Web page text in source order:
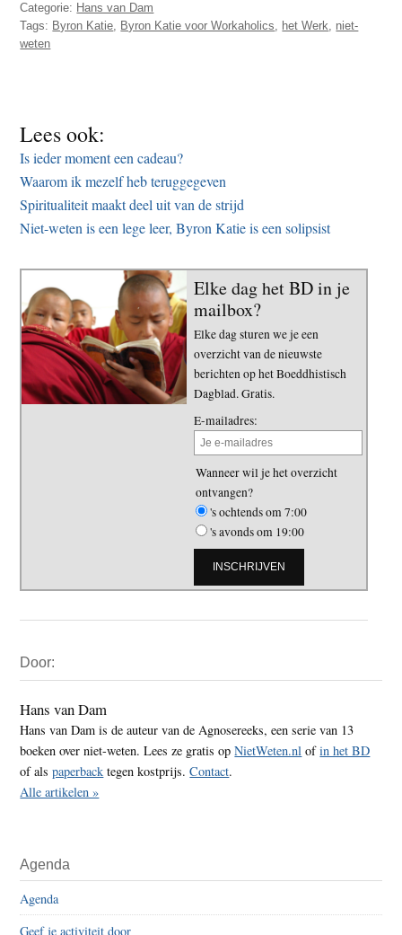
Categorie: Hans van Dam
Tags: Byron Katie, Byron Katie voor Workaholics, het Werk, niet-
weten
Lees ook:
Is ieder moment een cadeau?
Waarom ik mezelf heb teruggegeven
Spiritualiteit maakt deel uit van de strijd
Niet-weten is een lege leer, Byron Katie is een solipsist
Elke dag het BD in je
mailbox?
Elke dag sturen we je een
overzicht van de nieuwste
berichten op het Boeddhistisch
Dagblad. Gratis.
E-mailadres:
Wanneer wil je het overzicht
ontvangen?
's ochtends om 7:00
's avonds om 19:00
Sidebar
Door:
Hans van Dam
Hans van Dam is de auteur van de Agnosereeks, een serie van 13
boeken over niet-weten. Lees ze gratis opNietWeten.nl ofin het BD
of alspaperback tegen kostprijs.Contact.
Alle artikelen »
Agenda
Agenda
Geef je activiteit door